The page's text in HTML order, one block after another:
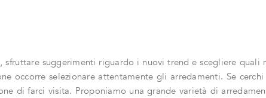
suggerimenti riguardo i nuovi trend e scegliere quali
occorre selezionare attentamente gli arredamenti. Se
di farci visita. Proponiamo una grande varietà di